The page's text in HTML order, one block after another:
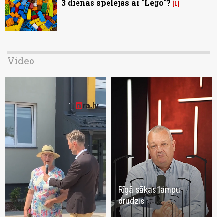
3 dienas spēlējās ar "Lego"? 1
Video
Rīgā sākas lampu
drudzis